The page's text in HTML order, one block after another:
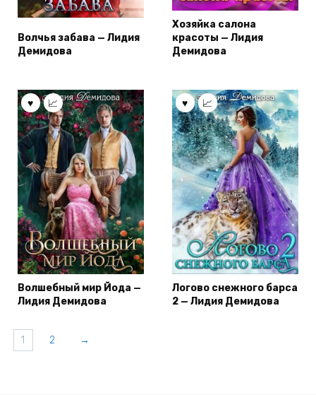
Волчья забава — Лидия
Демидова
Хозяйка салона
красоты — Лидия
Демидова
Волшебный мир Йода —
Лидия Демидова
Логово снежного барса
2 — Лидия Демидова
1 2 →